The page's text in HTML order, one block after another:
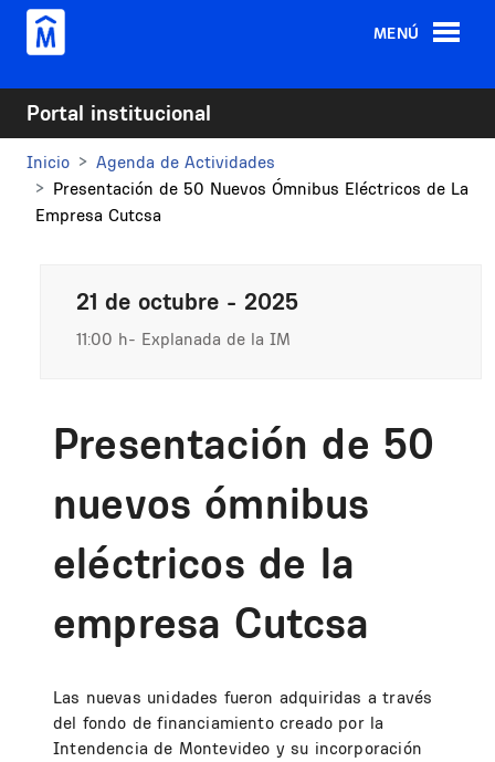
Pasar al contenido principal
MENÚ
Portal institucional
Inicio
Agenda de Actividades
Presentación de 50 Nuevos Ómnibus Eléctricos de La
Empresa Cutcsa
21 de octubre - 2025
11:00 h Explanada de la IM
Presentación de 50
nuevos ómnibus
eléctricos de la
empresa Cutcsa
Las nuevas unidades fueron adquiridas a través
del fondo de financiamiento creado por la
Intendencia de Montevideo y su incorporación